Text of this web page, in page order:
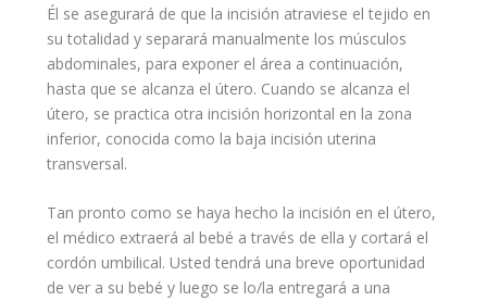
Él se asegurará de que la incisión atraviese el tejido en
su totalidad y separará manualmente los músculos
abdominales, para exponer el área a continuación,
hasta que se alcanza el útero. Cuando se alcanza el
útero, se practica otra incisión horizontal en la zona
inferior, conocida como la baja incisión uterina
transversal.
Tan pronto como se haya hecho la incisión en el útero,
el médico extraerá al bebé a través de ella y cortará el
cordón umbilical. Usted tendrá una breve oportunidad
de ver a su bebé y luego se lo/la entregará a una